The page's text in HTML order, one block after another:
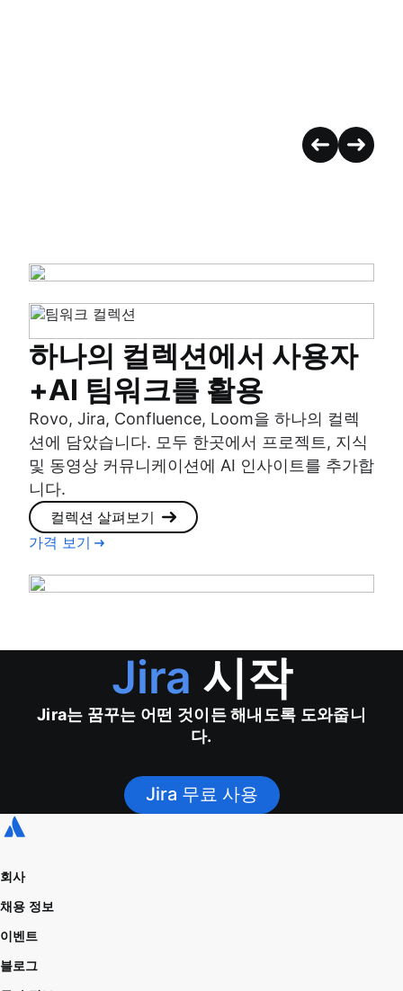
하나의 컬렉션에서 사용자
+AI 팀워크를 활용
Rovo, Jira, Confluence, Loom을 하나의 컬렉
션에 담았습니다. 모두 한곳에서 프로젝트, 지식
및 동영상 커뮤니케이션에 AI 인사이트를 추가합
니다.
컬렉션 살펴보기
가격 보기
Jira 시작
Jira는 꿈꾸는 어떤 것이든 해내도록 도와줍니
다.
Jira 무료 사용
회사
채용 정보
이벤트
블로그